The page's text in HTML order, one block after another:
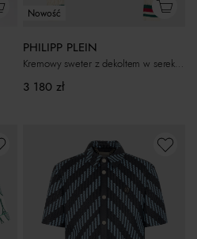
Nowość
PHILIPP PLEIN
Kremowy sweter z dekoltem w serek Tennis
3 180 zł